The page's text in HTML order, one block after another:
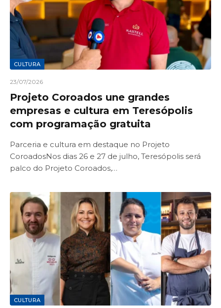
CULTURA
23/07/2026
Projeto Coroados une grandes
empresas e cultura em Teresópolis
com programação gratuita
Parceria e cultura em destaque no Projeto
CoroadosNos dias 26 e 27 de julho, Teresópolis será
palco do Projeto Coroados,…
CULTURA